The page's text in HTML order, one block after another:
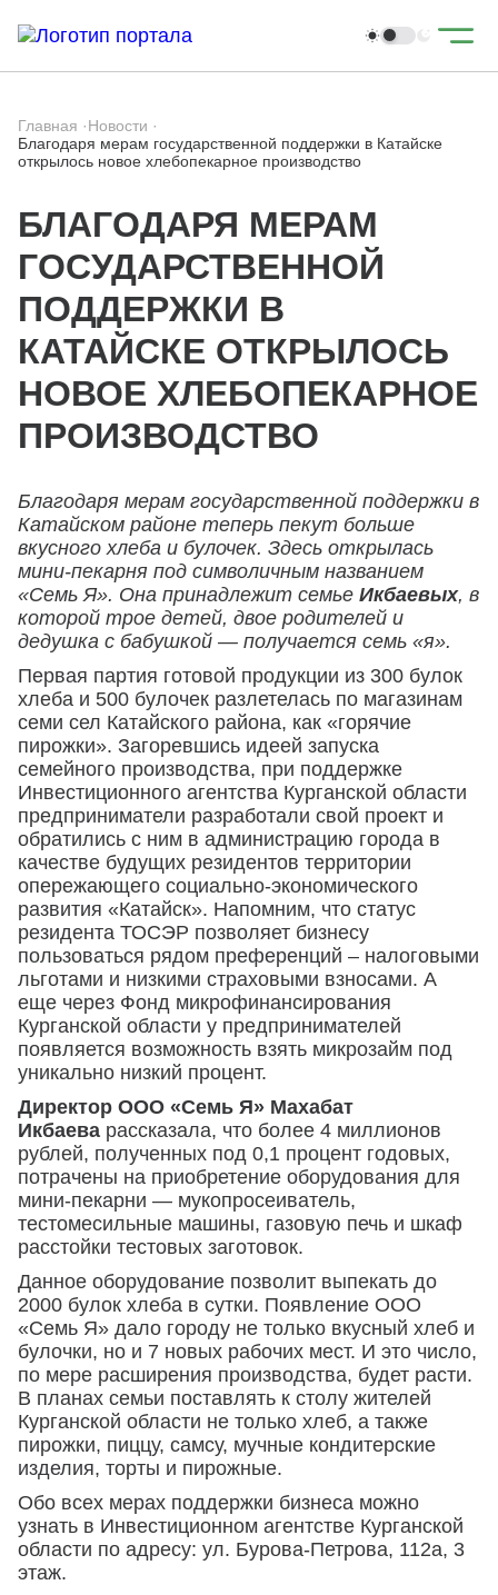
Главная ·Новости ·
Благодаря мерам государственной поддержки в Катайске
открылось новое хлебопекарное производство
БЛАГОДАРЯ МЕРАМ
ГОСУДАРСТВЕННОЙ
ПОДДЕРЖКИ В
КАТАЙСКЕ ОТКРЫЛОСЬ
НОВОЕ ХЛЕБОПЕКАРНОЕ
ПРОИЗВОДСТВО
Благодаря мерам государственной поддержки в
Катайском районе теперь пекут больше
вкусного хлеба и булочек. Здесь открылась
мини-пекарня под символичным названием
«Семь Я». Она принадлежит семье Икбаевых, в
которой трое детей, двое родителей и
дедушка с бабушкой — получается семь «я».
Первая партия готовой продукции из 300 булок
хлеба и 500 булочек разлетелась по магазинам
семи сел Катайского района, как «горячие
пирожки». Загоревшись идеей запуска
семейного производства, при поддержке
Инвестиционного агентства Курганской области
предприниматели разработали свой проект и
обратились с ним в администрацию города в
качестве будущих резидентов территории
опережающего социально-экономического
развития «Катайск». Напомним, что статус
резидента ТОСЭР позволяет бизнесу
пользоваться рядом преференций – налоговыми
льготами и низкими страховыми взносами. А
еще через Фонд микрофинансирования
Курганской области у предпринимателей
появляется возможность взять микрозайм под
уникально низкий процент.
Директор ООО «Семь Я» Махабат
Икбаева рассказала, что более 4 миллионов
рублей, полученных под 0,1 процент годовых,
потрачены на приобретение оборудования для
мини-пекарни — мукопросеиватель,
тестомесильные машины, газовую печь и шкаф
расстойки тестовых заготовок.
Данное оборудование позволит выпекать до
2000 булок хлеба в сутки. Появление ООО
«Семь Я» дало городу не только вкусный хлеб и
булочки, но и 7 новых рабочих мест. И это число,
по мере расширения производства, будет расти.
В планах семьи поставлять к столу жителей
Курганской области не только хлеб, а также
пирожки, пиццу, самсу, мучные кондитерские
изделия, торты и пирожные.
Обо всех мерах поддержки бизнеса можно
узнать в Инвестиционном агентстве Курганской
области по адресу: ул. Бурова-Петрова, 112а, 3
этаж.